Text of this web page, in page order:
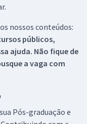
nossos conteúdos:
públicos,
ajuda. Não fique de
a vaga com
Pós-graduação e